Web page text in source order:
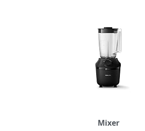
Mixer